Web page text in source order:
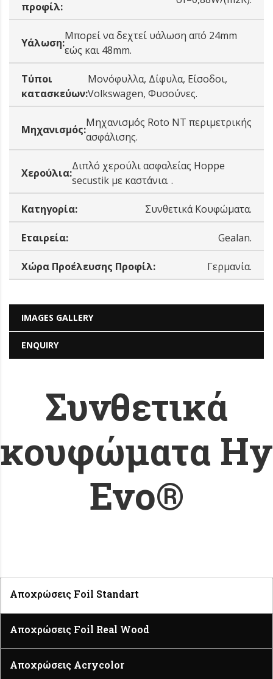
προφίλ:
Υάλωση:
Μπορεί να δεχτεί υάλωση από 24mm
εώς και 48mm.
Tύποι
κατασκεύων:
Μονόφυλλα, Δίφυλα, Είσοδοι,
Volkswagen, Φυσούνες.
Μηχανισμός:
Μηχανισμός Roto NT περιμετρικής
ασφάλισης.
Χερούλια:
Διπλό χερούλι ασφαλείας Hoppe
secustik με καστάνια. .
Κατηγορία: Συνθετικά Κουφώματα.
Εταιρεία: Gealan.
Χώρα Προέλευσης Προφίλ: Γερμανία.
IMAGES GALLERY
ENQUIRY
Συνθετικά
κουφώματα
Evo®
Αποχρώσεις Foil Standart
Αποχρώσεις Foil Real Wood
Αποχρώσεις Acrycolor